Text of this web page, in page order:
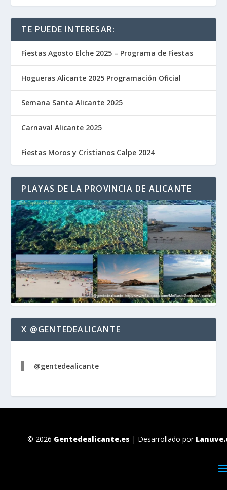
TE PUEDE INTERESAR:
Fiestas Agosto Elche 2025 – Programa de Fiestas
Hogueras Alicante 2025 Programación Oficial
Semana Santa Alicante 2025
Carnaval Alicante 2025
Fiestas Moros y Cristianos Calpe 2024
PLAYAS DE LA PROVINCIA DE ALICANTE
X @GENTEDEALICANTE
@gentedealicante
© 2026 Gentedealicante.es | Desarrollado por